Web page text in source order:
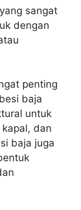
sangat
dengan
penting
baja
untuk
dan
baja juga